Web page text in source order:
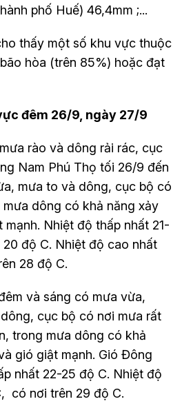
phố Huế) 46,4mm ;...
thấy một số khu vực thuộc
hòa (trên 85%) hoặc đạt
đêm 26/9, ngày 27/9
rào và dông rải rác, cục
Nam Phú Thọ tối 26/9 đến
mưa to và dông, cục bộ có
dông có khả năng xảy
Nhiệt độ thấp nhất 21-
độ C. Nhiệt độ cao nhất
28 độ C.
và sáng có mưa vừa,
cục bộ có nơi mưa rất
trong mưa dông có khả
gió giật mạnh. Gió Đông
nhất 22-25 độ C. Nhiệt độ
có nơi trên 29 độ C.